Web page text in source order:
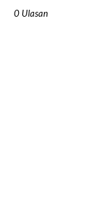
0 Ulasan